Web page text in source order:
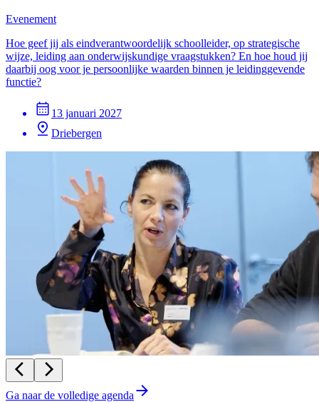
Evenement
Hoe geef jij als eindverantwoordelijk schoolleider, op strategische
wijze, leiding aan onderwijskundige vraagstukken? En hoe houd jij
daarbij oog voor je persoonlijke waarden binnen je leidinggevende
functie?
13 januari 2027
Driebergen
Ga naar de volledige agenda